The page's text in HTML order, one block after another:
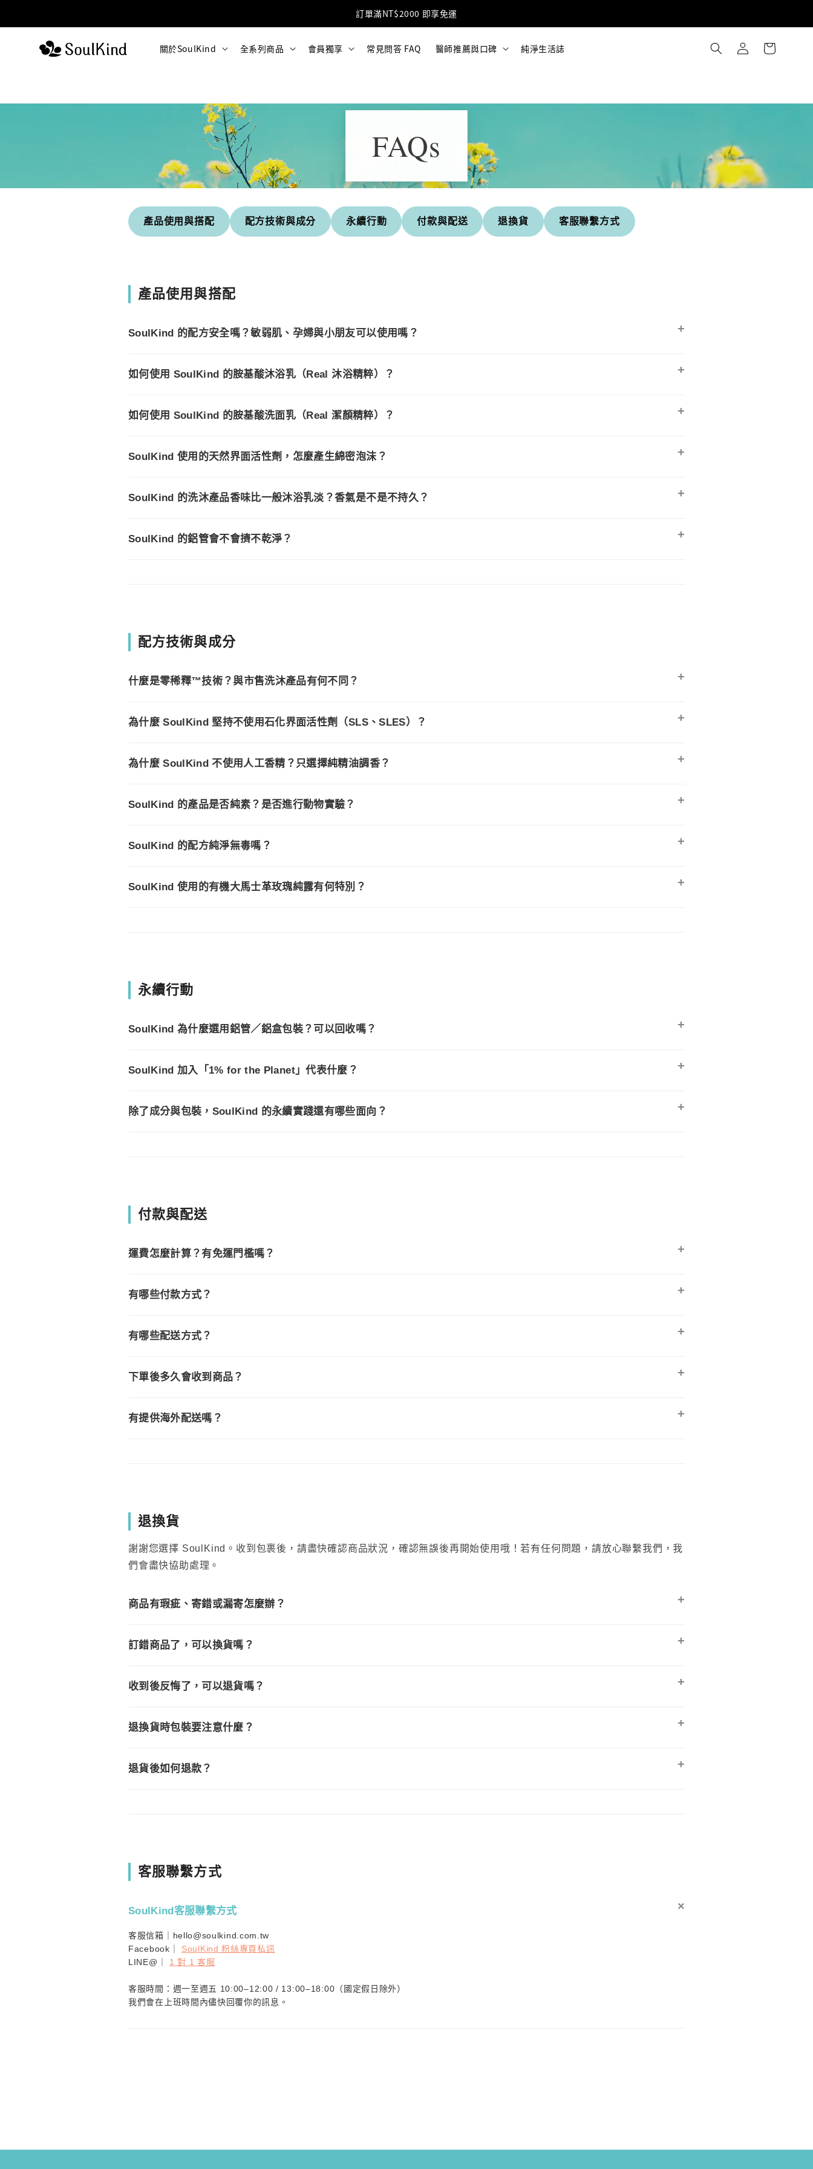
關於SoulKind 全系列商品 會員獨享 常見問答 FAQ 醫師推薦與口碑 純淨生活誌
FAQs
產品使用與搭配 配方技術與成分 永續行動 付款與配送 退換貨 客服聯繫方式
產品使用與搭配
SoulKind 的配方安全嗎？敏弱肌、孕婦與小朋友可以使用嗎？
如何使用 SoulKind 的胺基酸沐浴乳（Real 沐浴精粹）？
如何使用 SoulKind 的胺基酸洗面乳（Real 潔顏精粹）？
SoulKind 使用的天然界面活性劑，怎麼產生綿密泡沫？
SoulKind 的洗沐產品香味比一般沐浴乳淡？香氣是不是不持久？
SoulKind 的鋁管會不會擠不乾淨？
配方技術與成分
什麼是零稀釋™技術？與市售洗沐產品有何不同？
為什麼 SoulKind 堅持不使用石化界面活性劑（SLS、SLES）？
為什麼 SoulKind 不使用人工香精？只選擇純精油調香？
SoulKind 的產品是否純素？是否進行動物實驗？
SoulKind 的配方純淨無毒嗎？
SoulKind 使用的有機大馬士革玫瑰純露有何特別？
永續行動
SoulKind 為什麼選用鋁管／鋁盒包裝？可以回收嗎？
SoulKind 加入「1% for the Planet」代表什麼？
除了成分與包裝，SoulKind 的永續實踐還有哪些面向？
付款與配送
運費怎麼計算？有免運門檻嗎？
有哪些付款方式？
有哪些配送方式？
下單後多久會收到商品？
有提供海外配送嗎？
退換貨
謝謝您選擇 SoulKind。收到包裹後，請盡快確認商品狀況，確認無誤後再開始使用哦！若有任何問題，請放心聯繫我們，我
們會盡快協助處理。
商品有瑕疵、寄錯或漏寄怎麼辦？
訂錯商品了，可以換貨嗎？
收到後反悔了，可以退貨嗎？
退換貨時包裝要注意什麼？
退貨後如何退款？
客服聯繫方式
SoulKind客服聯繫方式
客服信箱｜hello@soulkind.com.tw
Facebook｜ SoulKind 粉絲專頁私訊
LINE@｜ 1 對 1 客服
客服時間：週一至週五 10:00–12:00 / 13:00–18:00（國定假日除外）
我們會在上班時間內儘快回覆你的訊息。